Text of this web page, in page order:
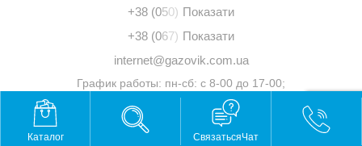
+38 (050) Показати
+38 (067) Показати
internet@gazovik.com.ua
График работы: пн-сб: с 8-00 до 17-00;
вс: выходной
© 2011 - 2026 "Газовик"
Praid Agency
Каталог СвязатьсяЧат